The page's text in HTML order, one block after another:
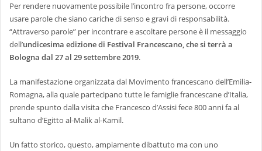
Per rendere nuovamente possibile l’incontro fra persone, occorre
usare parole che siano cariche di senso e gravi di responsabilità.
“Attraverso parole” per incontrare e ascoltare persone è il messaggio
dell’undicesima edizione di Festival Francescano, che si terrà a
Bologna dal 27 al 29 settembre 2019.
La manifestazione organizzata dal Movimento francescano dell’Emilia-
Romagna, alla quale partecipano tutte le famiglie francescane d’Italia,
prende spunto dalla visita che Francesco d’Assisi fece 800 anni fa al
sultano d’Egitto al-Malik al-Kamil.
Un fatto storico, questo, ampiamente dibattuto ma con uno